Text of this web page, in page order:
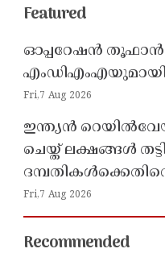
Featured
ഓപ്പറേഷൻ തൂഫാൻ;
എംഡിഎംഎയുമായി
Fri,7 Aug 2026
ഇന്ത്യൻ
ചെയ്ത് ലക്ഷങ്ങൾ
Fri,7 Aug 2026
Recommended